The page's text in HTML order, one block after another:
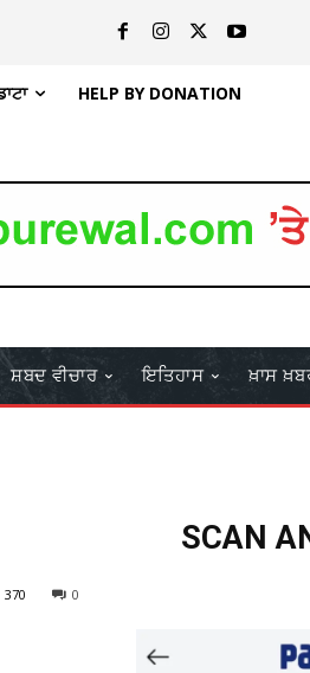
HELP BY DONATION
ਸ਼ਬਦ ਵੀਚਾਰ ਇਤਿਹਾਸ ਖ਼ਾਸ
0
370
SCAN